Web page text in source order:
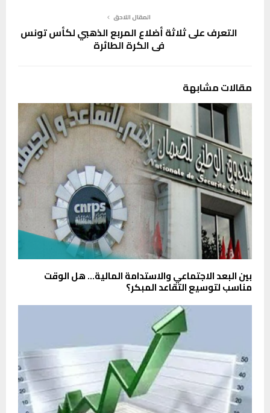
المقال اللاحق
التعرف على ثلاثة أضلاع المربع الذهبي لكأس تونس
في الكرة الطائرة
مقالات مشابهة
بين البعد الاجتماعي والاستدامة المالية… هل الوقت
مناسب لتوسيع التقاعد المبكر؟